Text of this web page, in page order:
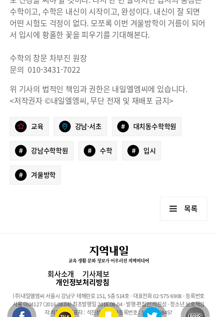
수학이고, 수학은 내신이 시작이고, 완성이다. 내신이 잘 되면
어떤 시험도 걱정이 없다. 모쪼록 이번 겨울방학이 거름이 되어
서 입시에 황홀한 꽃을 피우기를 기대해본다.
수학의 창문 차부진 원장
문의 010-3431-7022
위 기사의 법적인 책임과 권한은 내일엘엠씨에 있습니다.
<저작권자 ©내일엘엠씨, 무단 전재 및 재배포 금지>
교육 강남·서초 # 대치동수학학원
# 강남수학학원 # 수학 # 입시
# 겨울방학
목록
회사소개 기사제보
개인정보처리방침
(주)내일엘엠씨 서울시 강남구 테헤란로 151, 5층 514호 · 대표전화 02-575-6908 · 등록번호
서울 아04127 (2016.08.04) 최초발행일 2016.08.04 · 발행·편집인:석진성 · 청소년 보호책임
자:석진성 · 대표자 : 석진성 · 사업자등록번호 : 101-86-68457